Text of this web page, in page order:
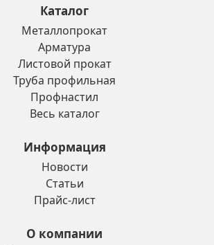
Каталог
Металлопрокат
Арматура
Листовой прокат
Труба профильная
Профнастил
Весь каталог
Информация
Новости
Статьи
Прайс-лист
О компании